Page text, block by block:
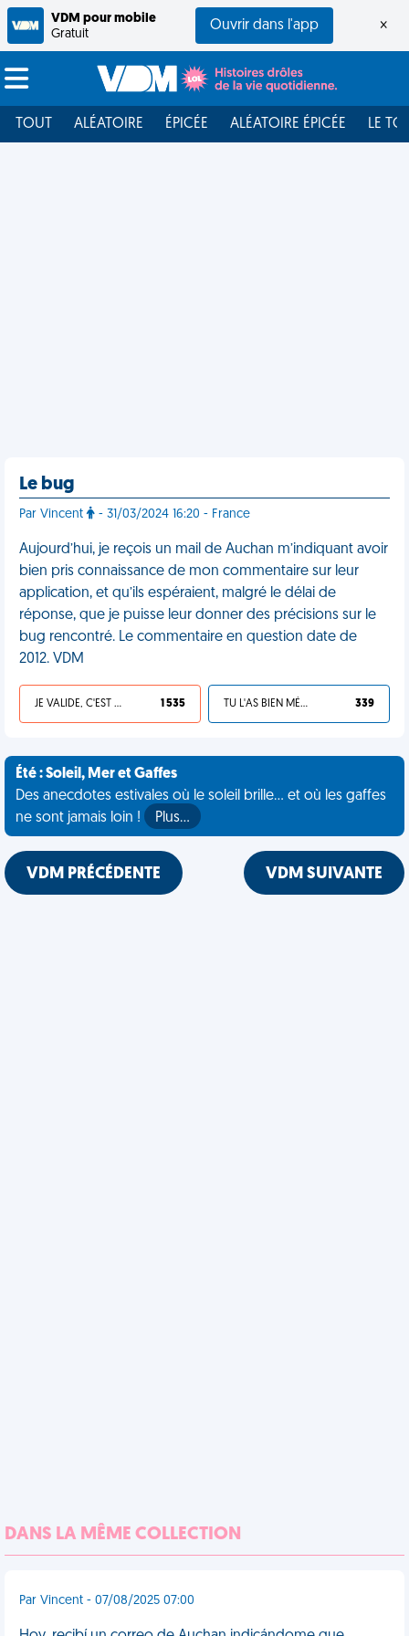
VDM pour mobile
Gratuit
Ouvrir dans l'app ×
TOUT ALÉATOIRE ÉPICÉE ALÉATOIRE ÉPICÉE LE
Le bug
Par Vincent - 31/03/2024 16:20 - France
Aujourd’hui, je reçois un mail de Auchan m’indiquant avoir
bien pris connaissance de mon commentaire sur leur
application, et qu’ils espéraient, malgré le délai de
réponse, que je puisse leur donner des précisions sur le
bug rencontré. Le commentaire en question date de
2012. VDM
JE VALIDE, C'EST UNE VDM 1 535 TU L'AS BIEN MÉRITÉ 339
Été : Soleil, Mer et Gaffes
Des anecdotes estivales où le soleil brille... et où les gaffes
ne sont jamais loin !
Plus…
VDM PRÉCÉDENTE VDM SUIVANTE
DANS LA MÊME COLLECTION
Par Vincent - 07/08/2025 07:00